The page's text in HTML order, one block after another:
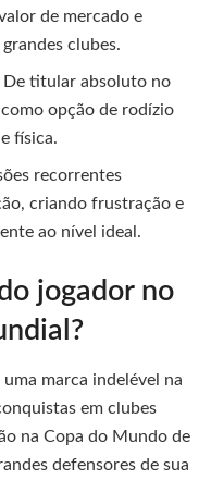
de mercado e
clubes.
De titular absoluto no
opção de rodízio
física.
recorrentes
criando frustração e
ao nível ideal.
jogador no
marca indelével na
em clubes
na Copa do Mundo de
defensores de sua